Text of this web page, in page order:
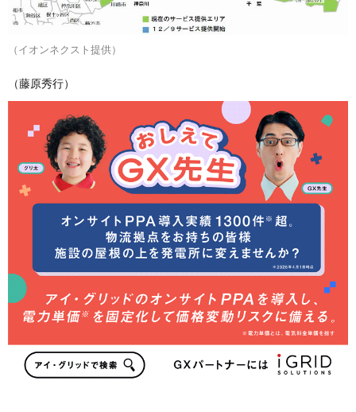
（イオンネクスト提供）
（藤原秀行）